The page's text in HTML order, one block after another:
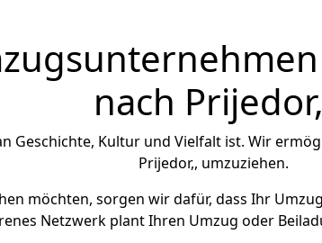
nach
Geschichte, Kultur und Vielfalt ist. Wir
Prijedor,, umzuziehen.
möchten, sorgen wir dafür, dass Ihr
Netzwerk plant Ihren Umzug oder